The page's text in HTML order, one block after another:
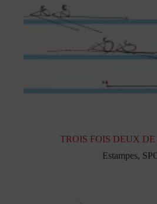
TROIS FOIS DEUX
Estampes,